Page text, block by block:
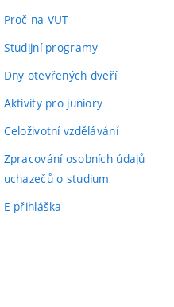
Proč na VUT
Studijní programy
Dny otevřených dveří
Aktivity pro juniory
Celoživotní vzdělávání
Zpracování osobních údajů
uchazečů o studium
E-přihláška